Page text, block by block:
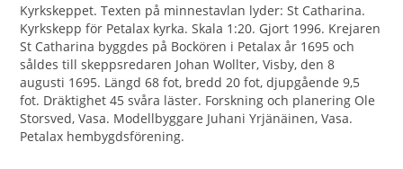
Kyrkskeppet. Texten på minnestavlan lyder: St Catharina.
Kyrkskepp för Petalax kyrka. Skala 1:20. Gjort 1996. Krejaren
St Catharina byggdes på Bockören i Petalax år 1695 och
såldes till skeppsredaren Johan Wollter, Visby, den 8
augusti 1695. Längd 68 fot, bredd 20 fot, djupgående 9,5
fot. Dräktighet 45 svåra läster. Forskning och planering Ole
Storsved, Vasa. Modellbyggare Juhani Yrjänäinen, Vasa.
Petalax hembygdsförening.